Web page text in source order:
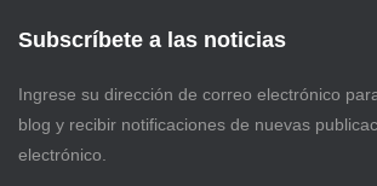
Subscríbete a las noticias
Ingrese su dirección de correo electrónico
blog y recibir notificaciones de nuevas
electrónico.